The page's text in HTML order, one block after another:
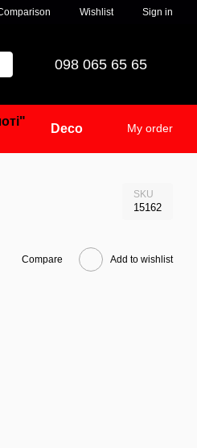
Wishlist Sign in
098 065 65 65
Deco My order
SKU
15162
Compare Add to wishlist